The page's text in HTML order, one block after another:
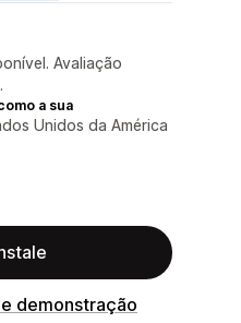
Avaliação
a sua
Unidos da América
demonstração